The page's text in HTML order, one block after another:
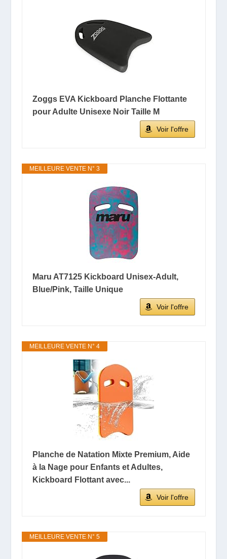
Zoggs EVA Kickboard Planche Flottante
pour Adulte Unisexe Noir Taille M
Voir l'offre
MEILLEURE VENTE N° 3
Maru AT7125 Kickboard Unisex-Adult,
Blue/Pink, Taille Unique
Voir l'offre
MEILLEURE VENTE N° 4
Planche de Natation Mixte Premium, Aide
à la Nage pour Enfants et Adultes,
Kickboard Flottant avec...
Voir l'offre
MEILLEURE VENTE N° 5